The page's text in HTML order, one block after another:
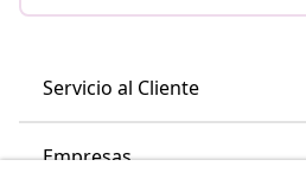
Servicio al Cliente
Empresas